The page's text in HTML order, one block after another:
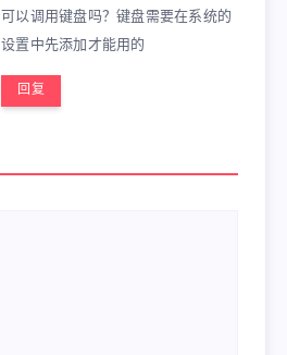
可以调用键盘吗？键盘需要在系统的
设置中先添加才能用的
回复